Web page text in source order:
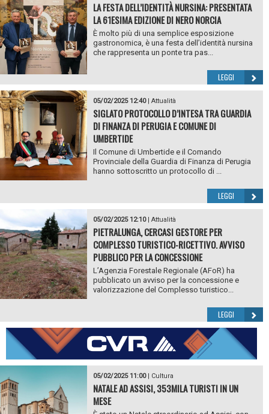
LA FESTA DELL’IDENTITÀ NURSINA: PRESENTATA
LA 61ESIMA EDIZIONE DI NERO NORCIA
È molto più di una semplice esposizione
gastronomica, è una festa dell’identità nursina
che rappresenta un ponte tra pas...
LEGGI
05/02/2025 12:40| Attualità
SIGLATO PROTOCOLLO D’INTESA TRA GUARDIA
DI FINANZA DI PERUGIA E COMUNE DI
UMBERTIDE
Il Comune di Umbertide e il Comando
Provinciale della Guardia di Finanza di Perugia
hanno sottoscritto un protocollo di ...
LEGGI
05/02/2025 12:10| Attualità
PIETRALUNGA, CERCASI GESTORE PER
COMPLESSO TURISTICO-RICETTIVO. AVVISO
PUBBLICO PER LA CONCESSIONE
L’Agenzia Forestale Regionale (AFoR) ha
pubblicato un avviso per la concessione e
valorizzazione del Complesso turistico...
LEGGI
05/02/2025 11:00| Cultura
NATALE AD ASSISI, 353MILA TURISTI IN UN
MESE